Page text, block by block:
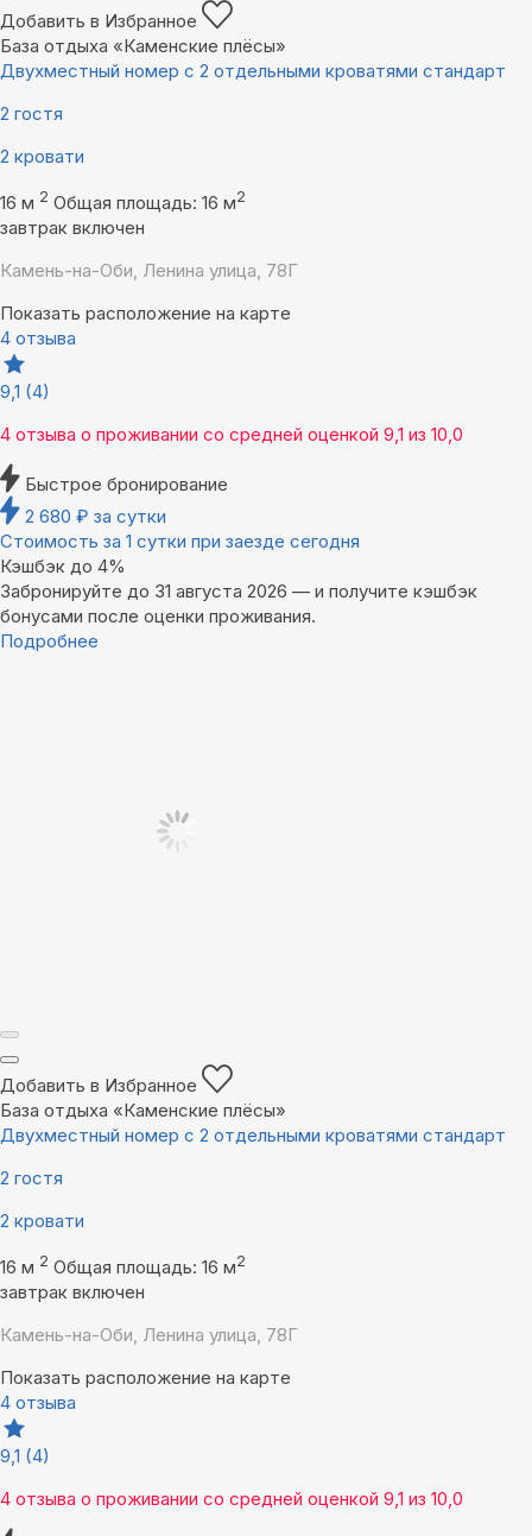
Добавить в Избранное
База отдыха «Каменские плëсы»
Двухместный номер с 2 отдельными кроватями стандарт
2 гостя
2 кровати
16 м 2 Общая площадь: 16 м2
завтрак включен
Камень-на-Оби, Ленина улица, 78Г
Показать расположение на карте
4 отзыва
9,1 (4)
4 отзыва о проживании со средней оценкой 9,1 из 10,0
Быстрое бронирование
2 680 ₽ за сутки
Стоимость за 1 сутки при заезде сегодня
Кэшбэк до 4%
Забронируйте до 31 августа 2026 — и получите кэшбэк
бонусами после оценки проживания.
Подробнее
Добавить в Избранное
База отдыха «Каменские плëсы»
Двухместный номер с 2 отдельными кроватями стандарт
2 гостя
2 кровати
16 м 2 Общая площадь: 16 м2
завтрак включен
Камень-на-Оби, Ленина улица, 78Г
Показать расположение на карте
4 отзыва
9,1 (4)
4 отзыва о проживании со средней оценкой 9,1 из 10,0